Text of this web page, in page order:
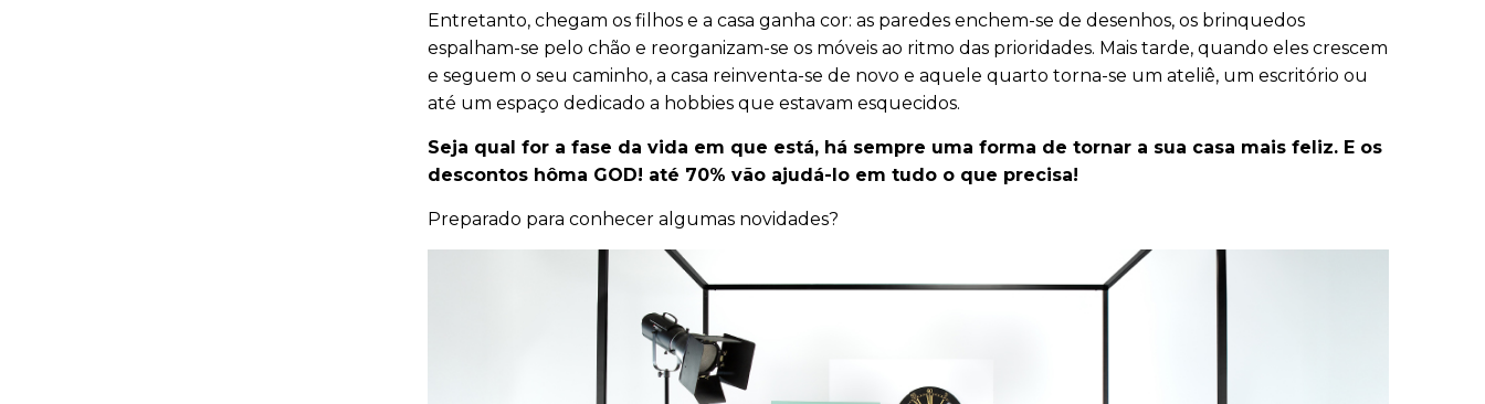
Entretanto, chegam os filhos e a casa ganha cor: as paredes enchem-se de desenhos, os brinquedos
espalham-se pelo chão e reorganizam-se os móveis ao ritmo das prioridades. Mais tarde, quando eles crescem
e seguem o seu caminho, a casa reinventa-se de novo e aquele quarto torna-se um ateliê, um escritório ou
até um espaço dedicado a hobbies que estavam esquecidos.
Seja qual for a fase da vida em que está, há sempre uma forma de tornar a sua casa mais feliz. E os
descontos hôma GOD! até 70% vão ajudá-lo em tudo o que precisa!
Preparado para conhecer algumas novidades?